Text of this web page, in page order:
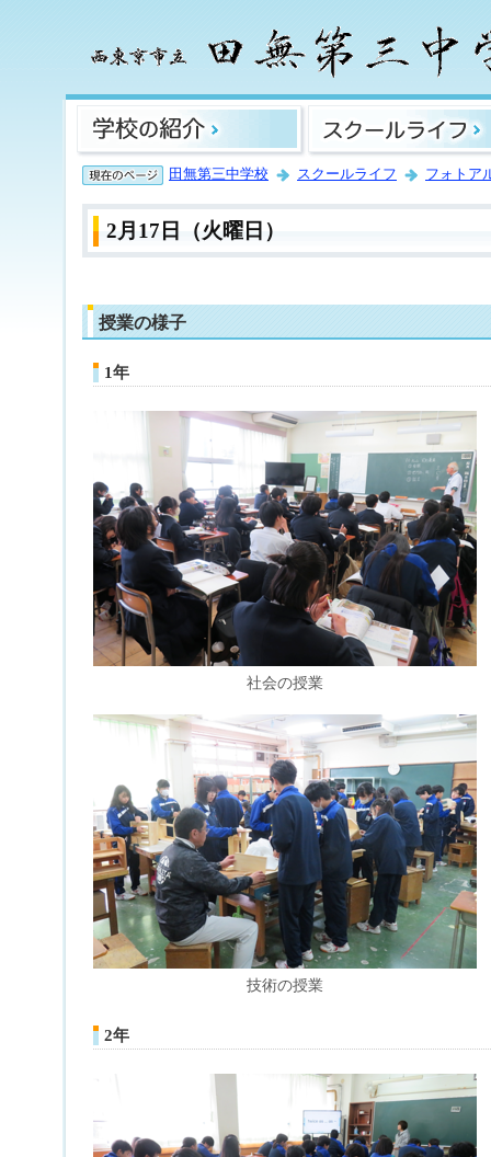
田無第三中学校 スクールライフ フォトア
2月17日（火曜日）
授業の様子
1年
社会の授業
技術の授業
2年